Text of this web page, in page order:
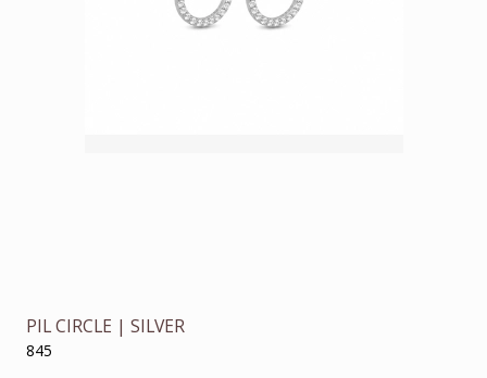
PIL CIRCLE | SILVER
845